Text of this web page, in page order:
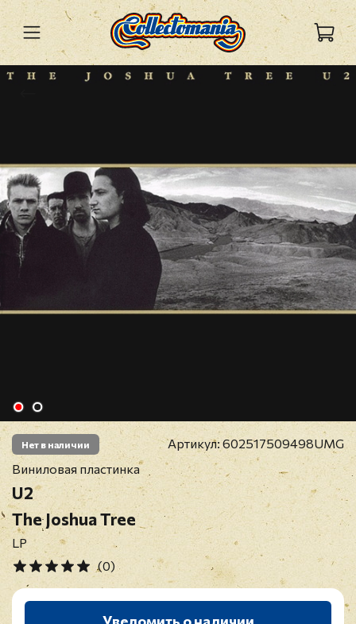
Нет в наличии Артикул:602517509498UMG
Виниловая пластинка
U2
The Joshua Tree
LP
(0)